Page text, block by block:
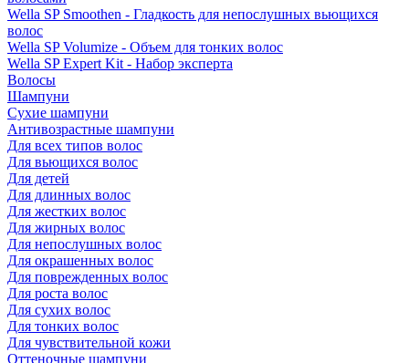
Wella SP Smoothen - Гладкость для непослушных вьющихся
волос
Wella SP Volumize - Объем для тонких волос
Wella SP Expert Kit - Набор эксперта
Волосы
Шампуни
Сухие шампуни
Антивозрастные шампуни
Для всех типов волос
Для вьющихся волос
Для детей
Для длинных волос
Для жестких волос
Для жирных волос
Для непослушных волос
Для окрашенных волос
Для поврежденных волос
Для роста волос
Для сухих волос
Для тонких волос
Для чувствительной кожи
Оттеночные шампуни